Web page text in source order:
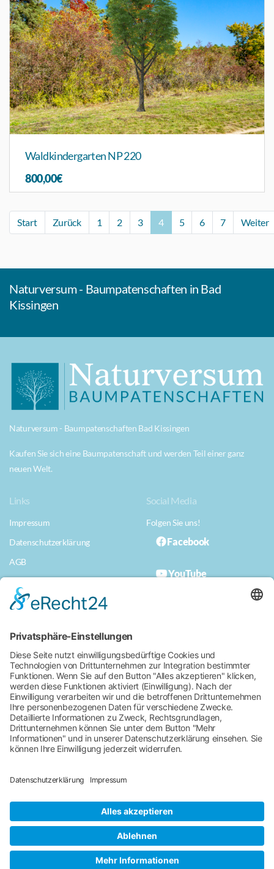
Waldkindergarten NP 220
800,00€
Start Zurück 1 2 3 4 5 6 7 Weiter
Naturversum - Baumpatenschaften in Bad
Kissingen
Naturversum - Baumpatenschaften Bad Kissingen
Kaufen Sie sich eine Baumpatenschaft und werden Teil einer ganz
neuen Welt.
Links
Impressum
Datenschutzerklärung
AGB
Musterwiderrufserklärung
Social Media
Folgen Sie uns!
Facebook
YouTube
Für ein naturnahes Bad
Kissingen.
Stadt Bad Kissingen